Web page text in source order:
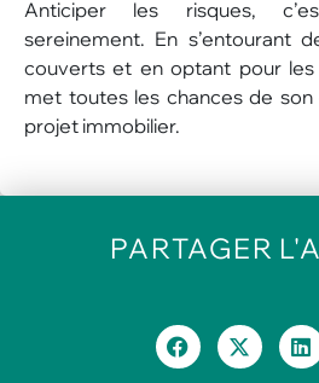
Anticiper les risques,
sereinement. En s’entourant
couverts et en optant pour les
met toutes les chances de
projet immobilier.
PARTAGER